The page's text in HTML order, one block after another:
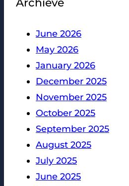
Archieve
June 2026
May 2026
January 2026
December 2025
November 2025
October 2025
September 2025
August 2025
July 2025
June 2025